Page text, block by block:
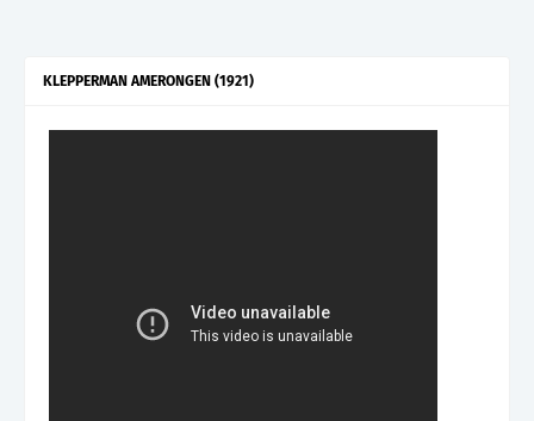
KLEPPERMAN AMERONGEN (1921)